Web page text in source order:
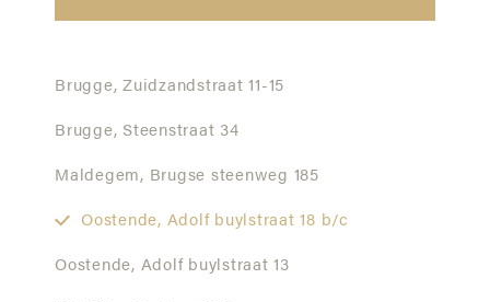
Brugge, Zuidzandstraat 11-15
Brugge, Steenstraat 34
Maldegem, Brugse steenweg 185
Oostende, Adolf buylstraat 18 b/c
Oostende, Adolf buylstraat 13